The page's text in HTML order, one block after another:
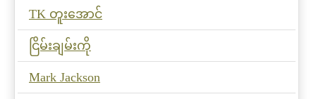
TK တူးအောင်
ငြိမ်းချမ်းကို
Mark Jackson